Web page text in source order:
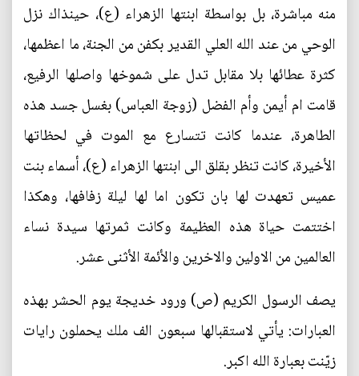
منه مباشرة، بل بواسطة ابنتها الزهراء (ع)، حينذاك نزل
الوحي من عند الله العلي القدير بكفن من الجنة، ما اعظمها،
كثرة عطائها بلا مقابل تدل على شموخها واصلها الرفيع،
قامت ام أيمن وأم الفضل (زوجة العباس) بغسل جسد هذه
الطاهرة، عندما كانت تتسارع مع الموت في لحظاتها
الأخيرة، كانت تنظر بقلق الى ابنتها الزهراء (ع)، أسماء بنت
عميس تعهدت لها بان تكون اما لها ليلة زفافها، وهكذا
اختتمت حياة هذه العظيمة وكانت ثمرتها سيدة نساء
العالمين من الاولين والاخرين والأئمة الأثنى عشر.
يصف الرسول الكريم (ص) ورود خديجة يوم الحشر بهذه
العبارات: يأتي لاستقبالها سبعون الف ملك يحملون رايات
زيّنت بعبارة الله اكبر.